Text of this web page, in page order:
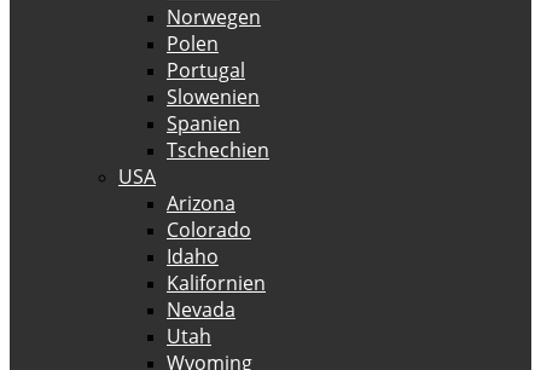
Norwegen
Polen
Portugal
Slowenien
Spanien
Tschechien
USA
Arizona
Colorado
Idaho
Kalifornien
Nevada
Utah
Wyoming